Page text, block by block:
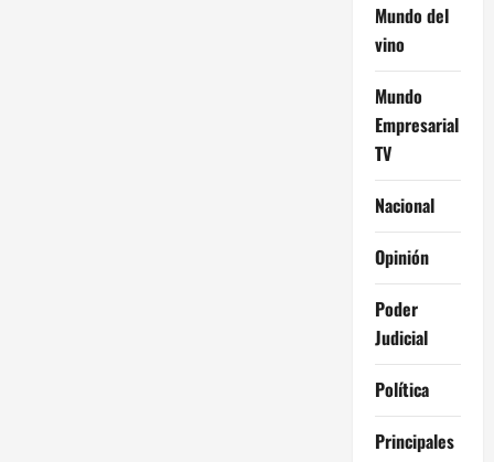
Mundo del
vino
Mundo
Empresarial
TV
Nacional
Opinión
Poder
Judicial
Política
Principales